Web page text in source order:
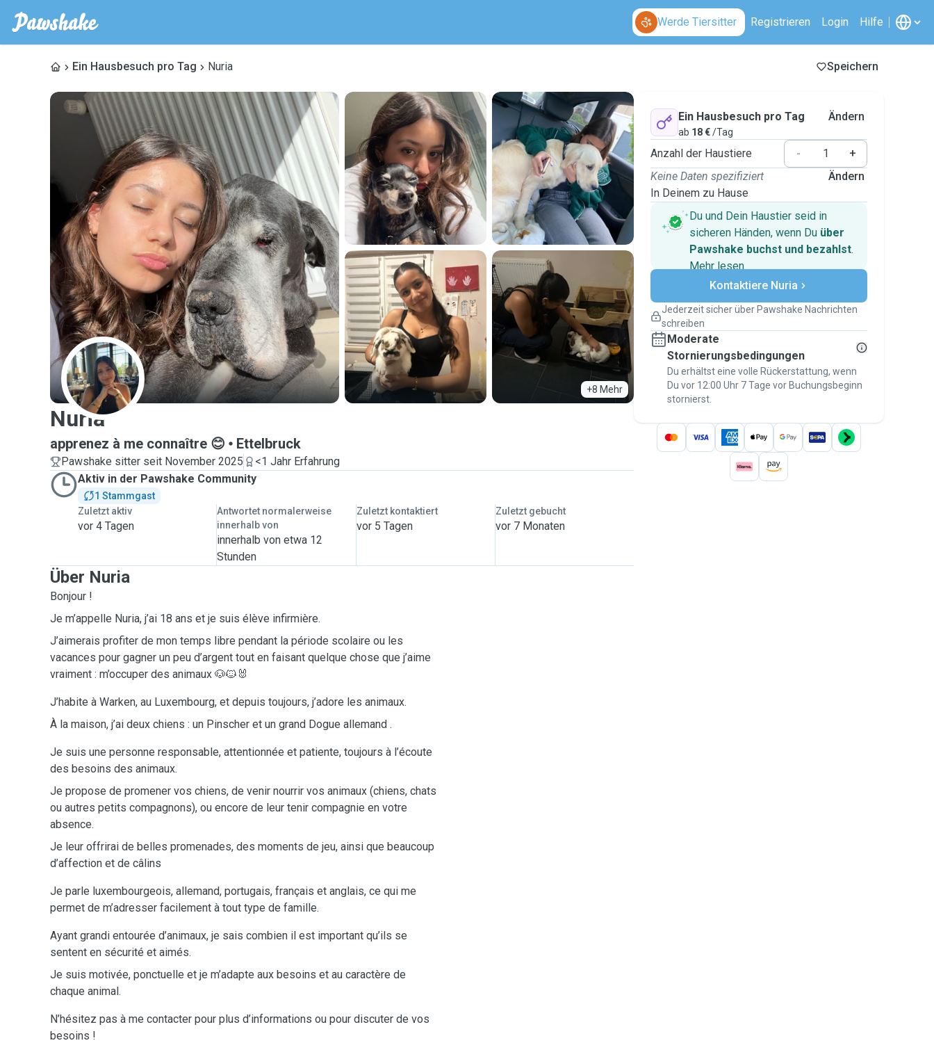
Werde Tiersitter Registrieren Login Hilfe
Ein Hausbesuch pro Tag Nuria Speichern
+8 Mehr
N
Nuria
apprenez à me connaître 😊 Ettelbruck
Pawshake sitter seit November 2025
<1 Jahr Erfahrung
Aktiv in der Pawshake Community
1 Stammgast
Zuletzt aktiv
vor 4 Tagen
Antwortet normalerweise
innerhalb von
innerhalb von etwa 12
Stunden
Zuletzt kontaktiert
vor 5 Tagen
Zuletzt gebucht
vor 7 Monaten
Über Nuria
Bonjour !
Je m’appelle Nuria, j’ai 18 ans et je suis élève infirmière.
J’aimerais profiter de mon temps libre pendant la période scolaire ou les
vacances pour gagner un peu d’argent tout en faisant quelque chose que j’aime
vraiment : m’occuper des animaux 🐶🐱🐰
J’habite à Warken, au Luxembourg, et depuis toujours, j’adore les animaux.
À la maison, j’ai deux chiens : un Pinscher et un grand Dogue allemand .
Je suis une personne responsable, attentionnée et patiente, toujours à l’écoute
des besoins des animaux.
Je propose de promener vos chiens, de venir nourrir vos animaux (chiens, chats
ou autres petits compagnons), ou encore de leur tenir compagnie en votre
absence.
Je leur offrirai de belles promenades, des moments de jeu, ainsi que beaucoup
d’affection et de câlins
Je parle luxembourgeois, allemand, portugais, français et anglais, ce qui me
permet de m’adresser facilement à tout type de famille.
Ayant grandi entourée d’animaux, je sais combien il est important qu’ils se
sentent en sécurité et aimés.
Je suis motivée, ponctuelle et je m’adapte aux besoins et au caractère de
chaque animal.
N’hésitez pas à me contacter pour plus d’informations ou pour discuter de vos
besoins !
Ein Hausbesuch pro Tag
ab 18 €/Tag
Ändern
Anzahl der Haustiere -
+
Keine Daten spezifiziert
In Deinem zu Hause
Ändern
Du und Dein Haustier seid in
sicheren Händen, wenn Du über
Pawshake buchst und bezahlst.
Mehr lesenSichere Zahlungen
Unterstützung, falls sich Deine
Versicherte Buchungen
Erledige alles über Pawshake – von der
ersten Nachricht bis zur Bezahlung –, um
über diePawshake-Garantieabgesichert zu
sein
Kontaktiere Nuria
Jederzeit sicher über Pawshake Nachrichten
schreiben
Moderate
Stornierungsbedingungen
Du erhältst eine volle Rückerstattung, wenn
Du vor 12:00 Uhr 7 Tage vor Buchungsbeginn
stornierst.